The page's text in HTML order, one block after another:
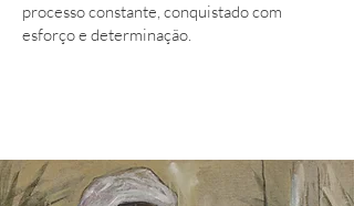
processo constante, conquistado com
esforço e determinação.